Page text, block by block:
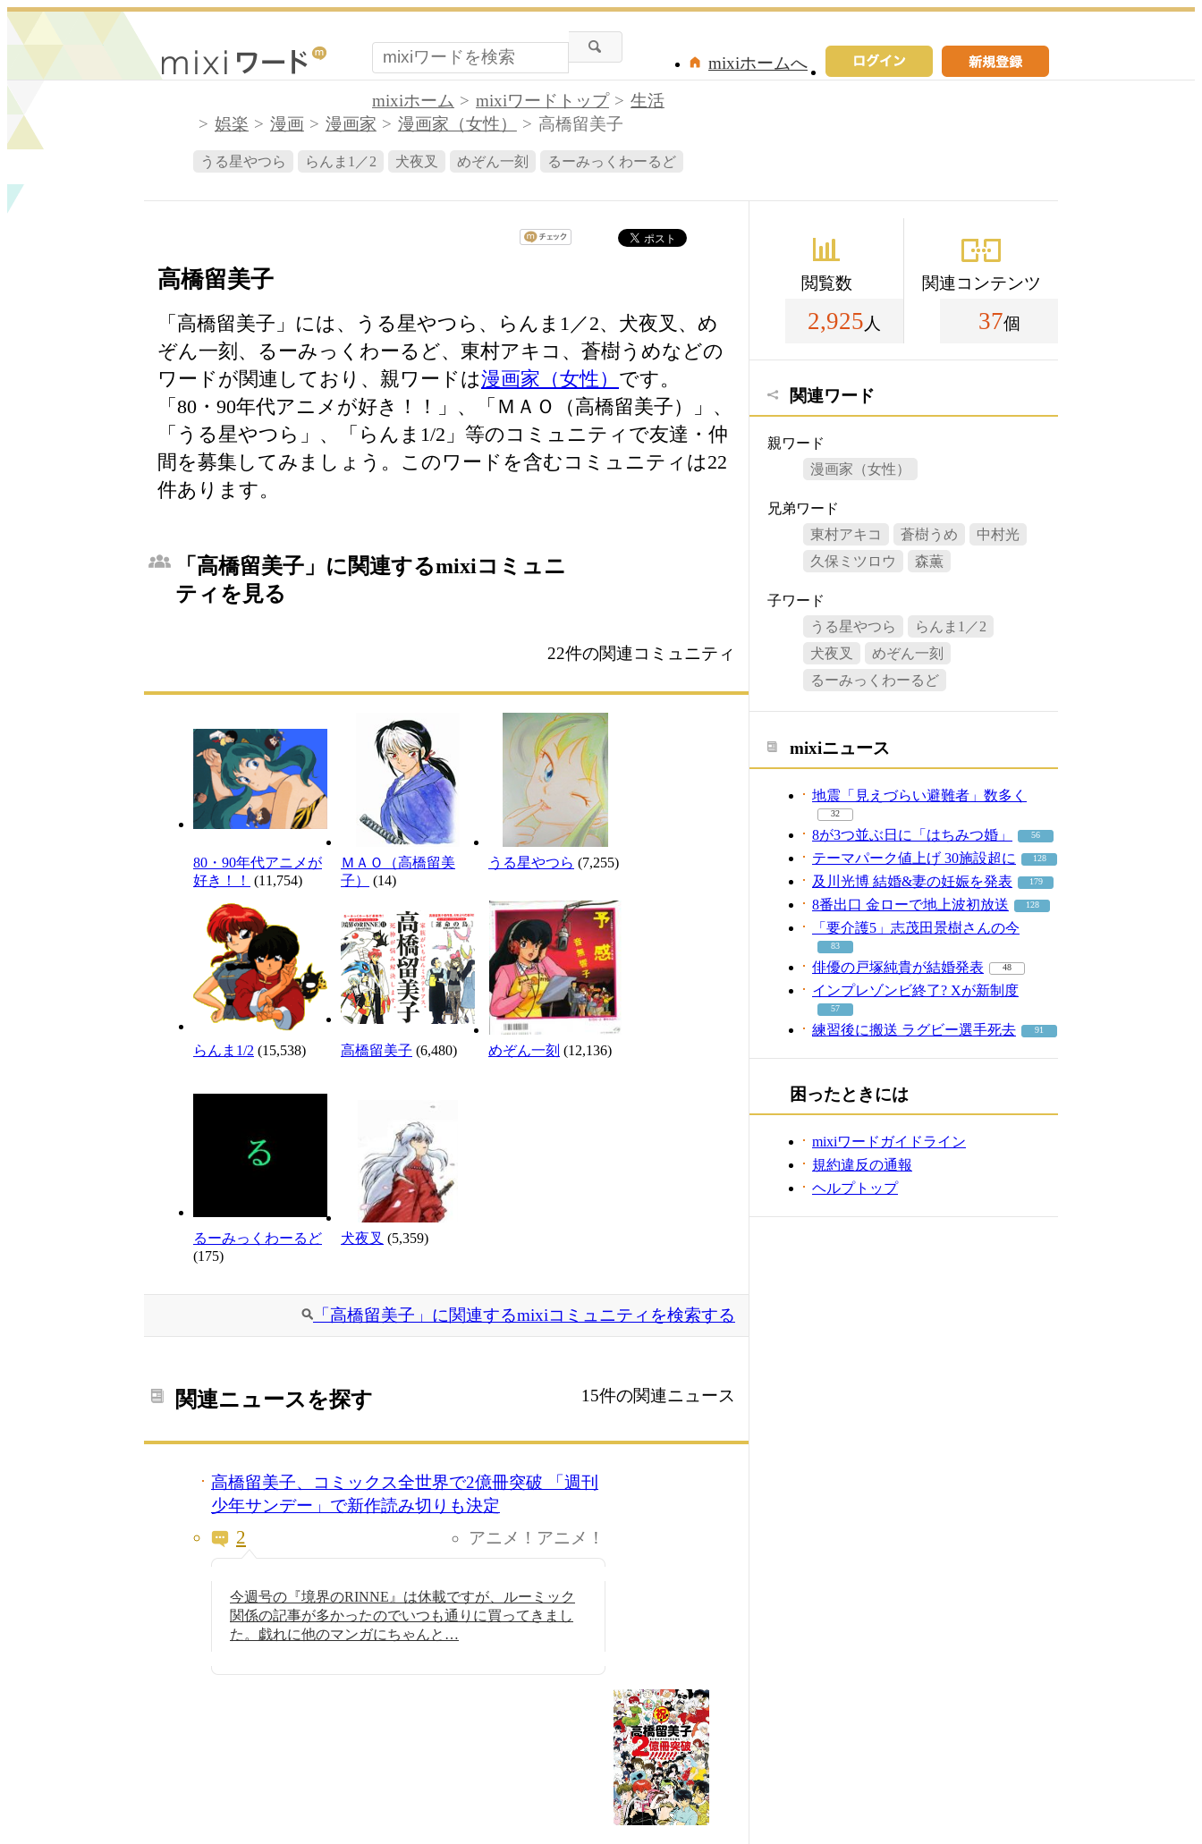
mixiホームへ
mixiホーム
mixiワードトップ
生活
娯楽
漫画 漫画家 漫画家（女性） 高橋留美子
うる星やつら らんま1／2 犬夜叉 めぞん一刻 るーみっくわーるど
高橋留美子
「高橋留美子」には、うる星やつら、らんま1／2、犬夜叉、め
ぞん一刻、るーみっくわーるど、東村アキコ、蒼樹うめなどの
ワードが関連しており、親ワードは漫画家（女性） です。
「80・90年代アニメが好き！！」、「ＭＡＯ（高橋留美子）」、
「うる星やつら」、「らんま1/2」等のコミュニティで友達・仲
間を募集してみましょう。このワードを含むコミュニティは22
件あります。
「高橋留美子」に関連するmixiコミュニ
ティを見る
22件の関連コミュニティ
80・90年代アニメが
好き！！
(11,754)
ＭＡＯ（高橋留美
子）
(14)
うる星やつら (7,255)
らんま1/2 (15,538) 高橋留美子 (6,480) めぞん一刻 (12,136)
るーみっくわーるど
(175)
犬夜叉 (5,359)
「高橋留美子」に関連するmixiコミュニティを検索する
関連ニュースを探す 15件の関連ニュース
高橋留美子、コミックス全世界で2億冊突破 「週刊
少年サンデー」で新作読み切りも決定
アニメ！アニメ！
2
今週号の『境界のRINNE』は休載ですが、ルーミック
関係の記事が多かったのでいつも通りに買ってきまし
た。戯れに他のマンガにちゃんと…
閲覧数
2,925 人
関連コンテンツ
37個
関連ワード
親ワード
漫画家（女性）
兄弟ワード
東村アキコ
蒼樹うめ
中村光
久保ミツロウ
森薫
子ワード
うる星やつら
らんま1／2
犬夜叉
めぞん一刻
るーみっくわーるど
mixiニュース
地震「見えづらい避難者」数多く
32
8が3つ並ぶ日に「はちみつ婚」 56
テーマパーク値上げ 30施設超に 128
及川光博 結婚&妻の妊娠を発表 179
8番出口 金ローで地上波初放送 128
「要介護5」志茂田景樹さんの今
83
俳優の戸塚純貴が結婚発表 48
インプレゾンビ終了? Xが新制度
57
練習後に搬送 ラグビー選手死去 91
困ったときには
mixiワードガイドライン
規約違反の通報
ヘルプトップ